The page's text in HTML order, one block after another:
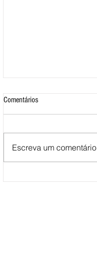
Comentários
Escreva um comentário